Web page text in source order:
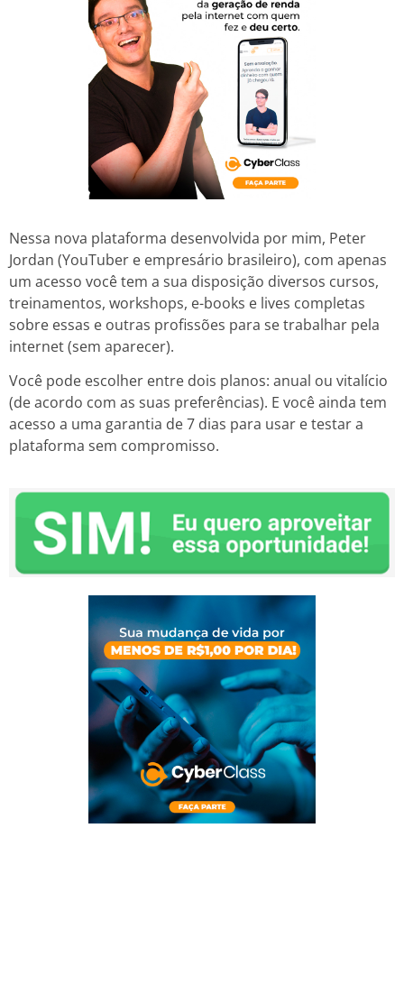
Nessa nova plataforma desenvolvida por mim, Peter
Jordan (YouTuber e empresário brasileiro), com apenas
um acesso você tem a sua disposição diversos cursos,
treinamentos, workshops, e-books e lives completas
sobre essas e outras profissões para se trabalhar pela
internet (sem aparecer).
Você pode escolher entre dois planos: anual ou vitalício
(de acordo com as suas preferências). E você ainda tem
acesso a uma garantia de 7 dias para usar e testar a
plataforma sem compromisso.